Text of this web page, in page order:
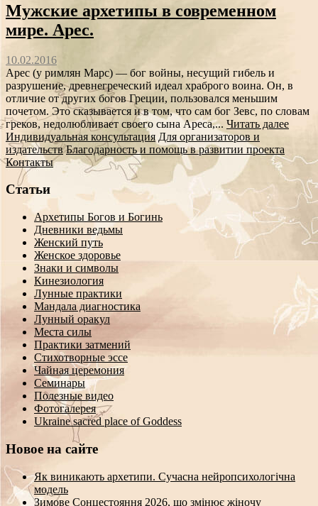
Мужские архетипы в современном
мире. Арес.
10.02.2016
Арес (у римлян Марс) — бог войны, несущий гибель и
разрушение, древнегреческий идеал храброго воина. Он, в
отличие от других богов Греции, пользовался меньшим
почетом. Это сказывается и в том, что сам бог Зевс, по словам
греков, недолюбливает своего сына Ареса,... Читать далее
Индивидуальная консультация Для организаторов и
издательств Благодарность и помощь в развитии проекта
Контакты
Статьи
Архетипы Богов и Богинь
Дневники ведьмы
Женский путь
Женское здоровье
Знаки и символы
Кинезиология
Лунные практики
Мандала диагностика
Лунный оракул
Места силы
Практики затмений
Стихотворные эссе
Чайная церемония
Семинары
Полезные видео
Фотогалерея
Ukraine sacred place of Goddess
Новое на сайте
Як виникають архетипи. Сучасна нейропсихологічна
модель
Зимове Сонцестояння 2026, що змінює жіночу